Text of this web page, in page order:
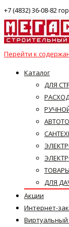
+7 (4832) 36-08-82
Перейти к
Каталог
ДЛЯ
ДЛЯ
Акции
Интернет-
Виртуальный